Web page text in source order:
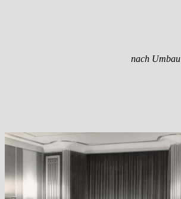
nach Umbau